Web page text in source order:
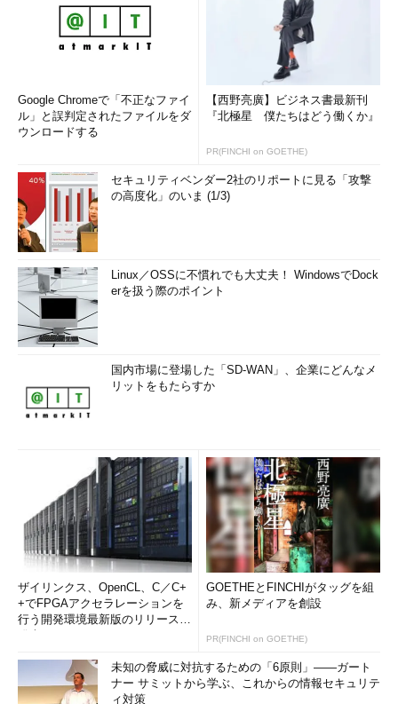
Google Chromeで「不正なファイ
ル」と誤判定されたファイルをダ
ウンロードする
【西野亮廣】ビジネス書最新刊
『北極星 僕たちはどう働くか』
PR(FINCHI on GOETHE)
セキュリティベンダー2社のリポートに見る「攻撃
の高度化」のいま (1/3)
Linux／OSSに不慣れでも大丈夫！ WindowsでDock
erを扱う際のポイント
国内市場に登場した「SD-WAN」、企業にどんなメ
リットをもたらすか
ザイリンクス、OpenCL、C／C+
+でFPGAアクセラレーションを
行う開発環境最新版のリリースを
GOETHEとFINCHIがタッグを組
み、新メディアを創設
PR(FINCHI on GOETHE)
未知の脅威に対抗するための「6原則」――ガート
ナー サミットから学ぶ、これからの情報セキュリテ
ィ対策